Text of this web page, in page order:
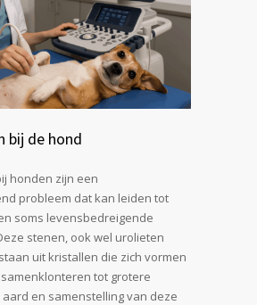
bij de hond
honden zijn een
probleem dat kan leiden tot
soms levensbedreigende
stenen, ook wel urolieten
uit kristallen die zich vormen
tot grotere
en samenstelling van deze